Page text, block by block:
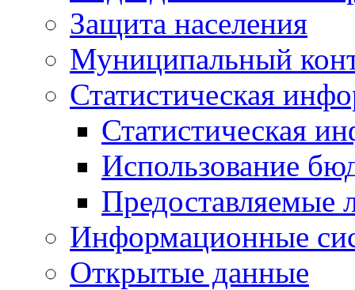
Защита населения
Муниципальный
Статистическая
Статистическая
Использование
Предоставляемые
Информационные
Открытые данные